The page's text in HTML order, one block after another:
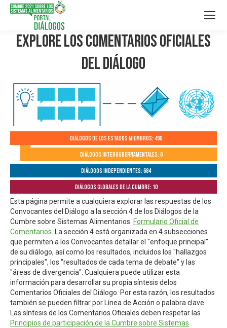
Explore los Comentarios Oficiales
del Diálogo
Diálogos de los Estados Miembros: 490
Diálogos Intergubernamentales: 6
Diálogos independientes: 684
Diálogos globales de la Cumbre: 10
Esta página permite a cualquiera explorar las respuestas de los
Convocantes del Diálogo a la sección 4 de los Diálogos de la
Cumbre sobre Sistemas Alimentarios. Formulario Oficial de
Comentarios . La sección 4 está organizada en 4 subsecciones
que permiten a los Convocantes detallar el "enfoque principal"
de su diálogo, así como los resultados, incluidos los "hallazgos
principales", los "resultados de cada tema de debate" y las
"áreas de divergencia". Cualquiera puede utilizar esta
información para desarrollar su propia síntesis delos
Comentarios Oficiales del Diálogo. Por esta razón, los resultados
también se pueden filtrar por Línea de Acción o palabra clave.
Las síntesis de los Comentarios Oficiales deben respetar las
Principios de participación de la Cumbre sobre Sistemas